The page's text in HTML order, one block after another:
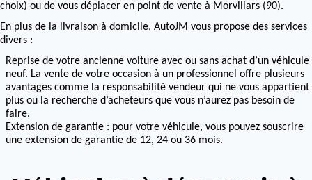
choix) ou de vous déplacer en point de vente à Morvillars (90).
En plus de la livraison à domicile, AutoJM vous propose des services
divers :
Reprise de votre ancienne voiture avec ou sans achat d’un véhicule
neuf. La vente de votre occasion à un professionnel offre plusieurs
avantages comme la responsabilité vendeur qui ne vous appartient
plus ou la recherche d’acheteurs que vous n’aurez pas besoin de
faire.
Extension de garantie : pour votre véhicule, vous pouvez souscrire
une extension de garantie de 12, 24 ou 36 mois.